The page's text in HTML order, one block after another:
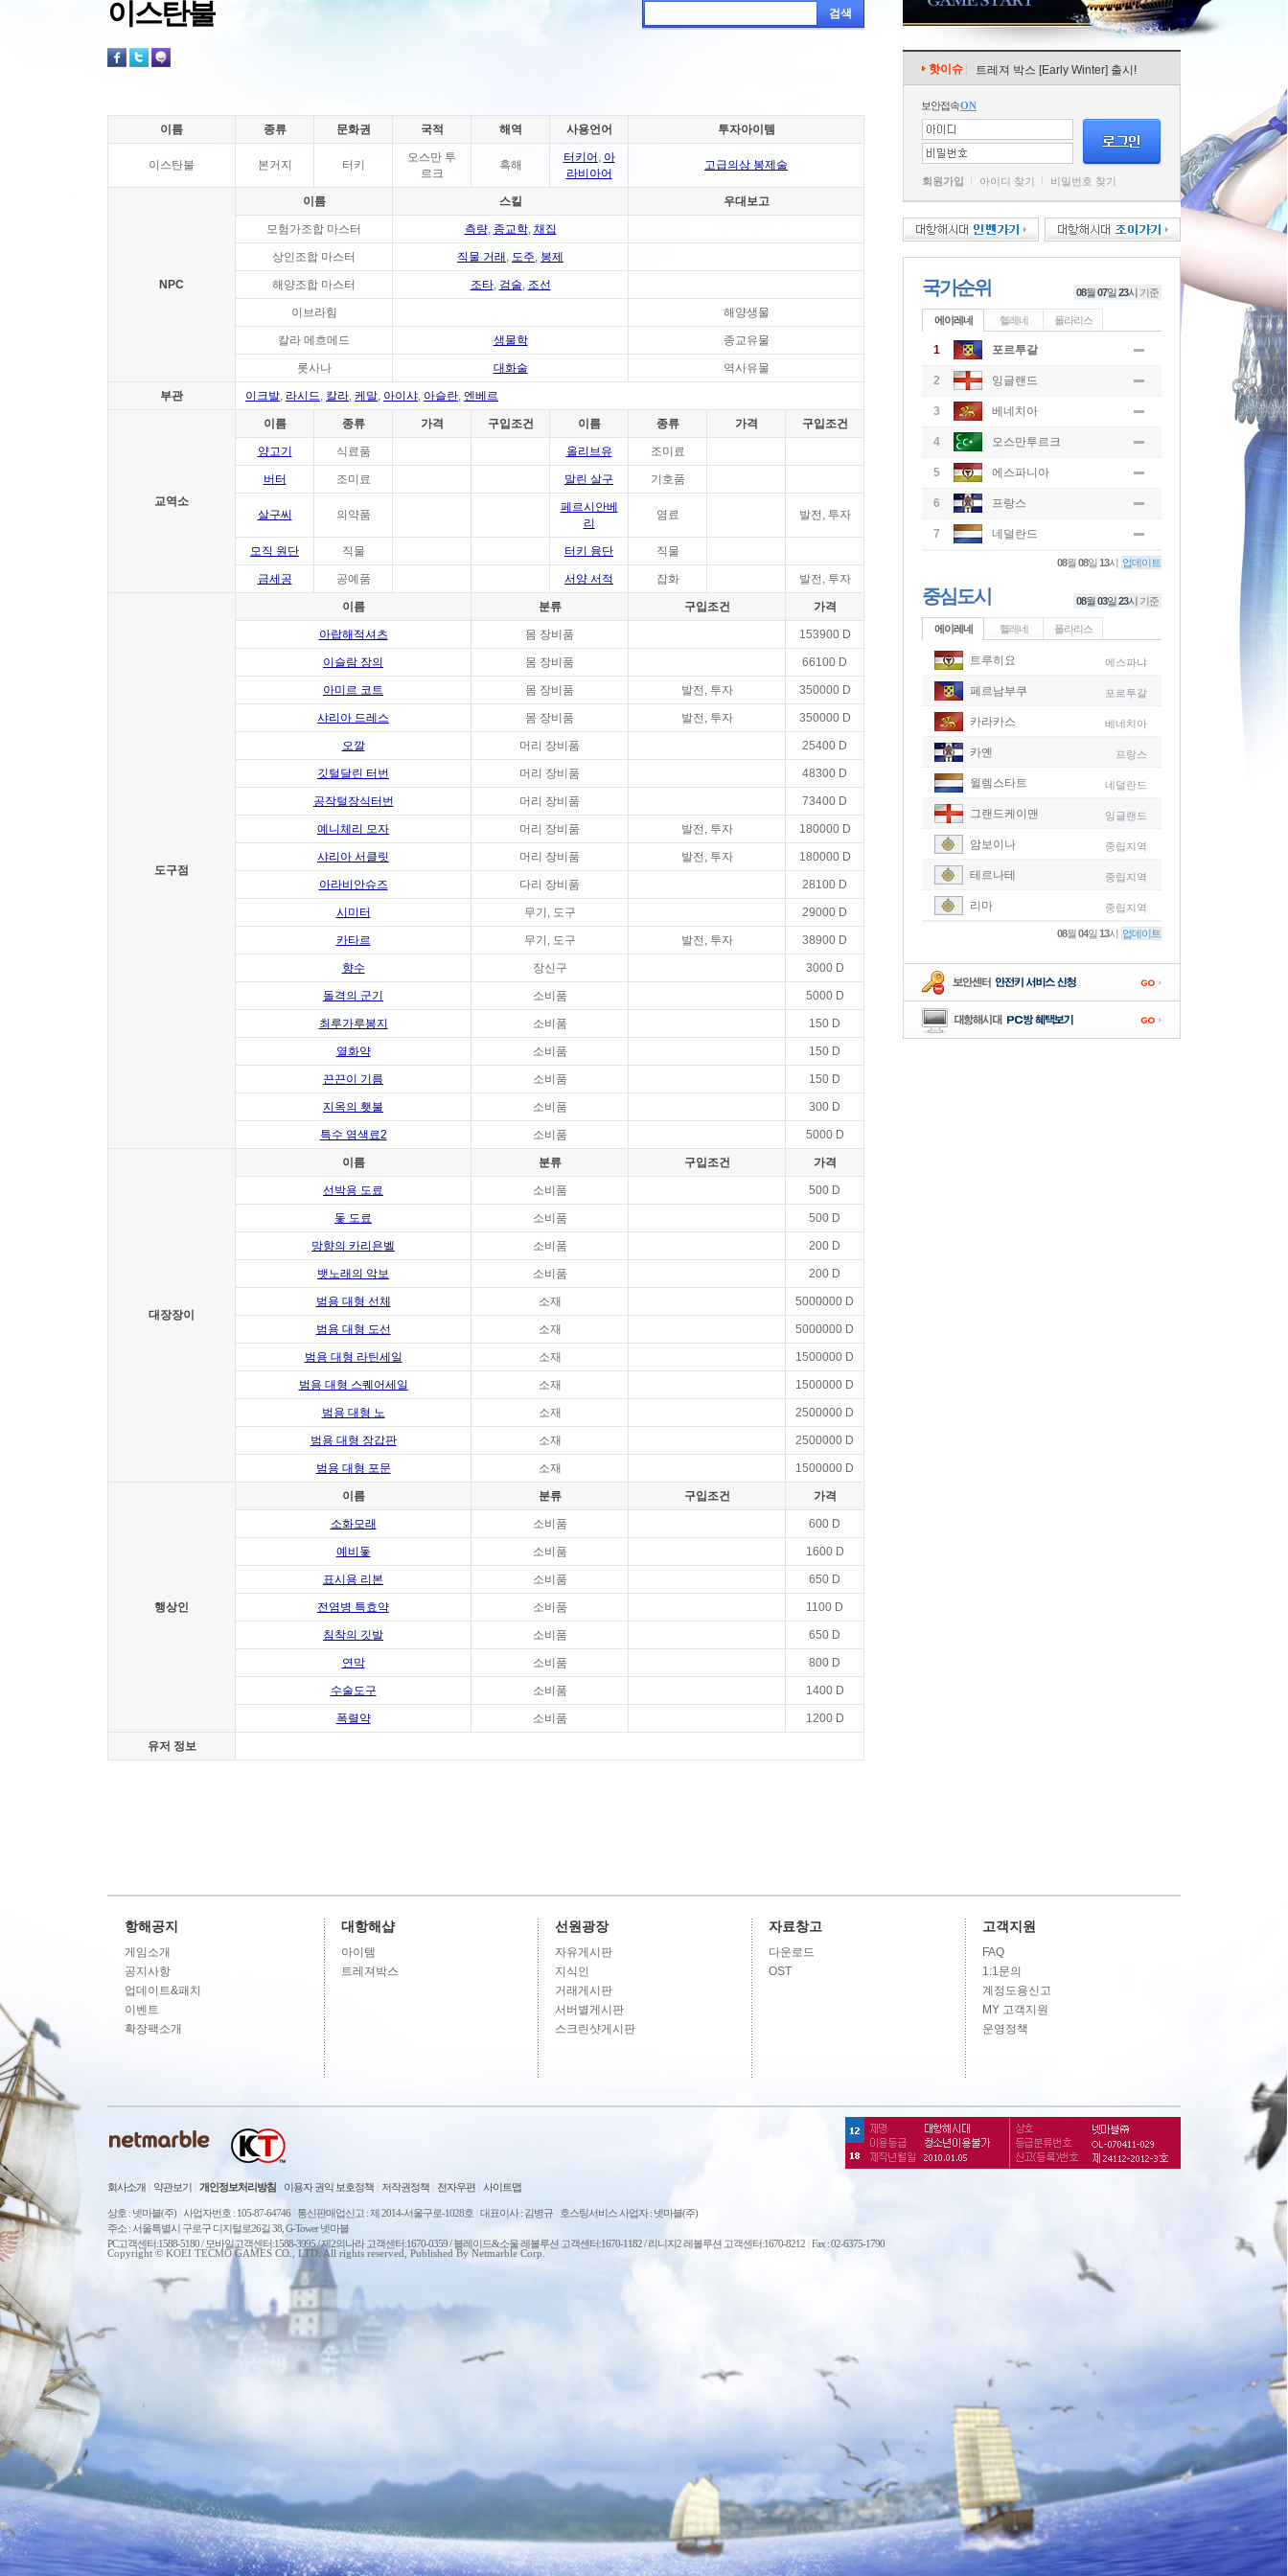
이스탄불 검색
이름 종류 문화권 국적 해역 사용언어 투자아이템
이스탄불 본거지 터키
오스만 투
르크
흑해
터키어 , 아
라비아어
고급의상 봉제술
NPC
이름 스킬 우대보고
모험가조합 마스터 측량, 종교학, 채집
상인조합 마스터 직물 거래 , 도주, 봉제
해양조합 마스터 조타, 검술, 조선
이브라힘 해양생물
칼라 메흐메드 생물학 종교유물
롯사나 대화술 역사유물
부관 이크발, 라시드, 칼라, 케말, 아이샤, 아슬란, 엔베르
교역소
이름 종류 가격 구입조건 이름 종류 가격 구입조건
양고기 식료품 올리브유 조미료
버터 조미료 말린 살구 기호품
살구씨 의약품
페르시안베
리
염료 발전, 투자
모직 원단 직물 터키 융단 직물
금세공 공예품 서양 서적 잡화 발전, 투자
도구점
이름 분류 구입조건 가격
아랍해적셔츠 몸 장비품 153900 D
이슬람 장의 몸 장비품 66100 D
아미르 코트 몸 장비품 발전, 투자 350000 D
샤리아 드레스 몸 장비품 발전, 투자 350000 D
오깔 머리 장비품 25400 D
깃털달린 터번 머리 장비품 48300 D
공작털장식터번 머리 장비품 73400 D
예니체리 모자 머리 장비품 발전, 투자 180000 D
샤리아 서클릿 머리 장비품 발전, 투자 180000 D
아라비안슈즈 다리 장비품 28100 D
시미터 무기, 도구 29000 D
카타르 무기, 도구 발전, 투자 38900 D
향수 장신구 3000 D
돌격의 군기 소비품 5000 D
최루가루봉지 소비품 150 D
열화약 소비품 150 D
끈끈이 기름 소비품 150 D
지옥의 횃불 소비품 300 D
특수 염색료2 소비품 5000 D
대장장이
이름 분류 구입조건 가격
선박용 도료 소비품 500 D
돛 도료 소비품 500 D
망향의 카리욘벨 소비품 200 D
뱃노래의 악보 소비품 200 D
범용 대형 선체 소재 5000000 D
범용 대형 도선 소재 5000000 D
범용 대형 라틴세일 소재 1500000 D
범용 대형 스퀘어세일 소재 1500000 D
범용 대형 노 소재 2500000 D
범용 대형 장갑판 소재 2500000 D
범용 대형 포문 소재 1500000 D
행상인
이름 분류 구입조건 가격
소화모래 소비품 600 D
예비돛 소비품 1600 D
표시용 리본 소비품 650 D
전염병 특효약 소비품 1100 D
침착의 깃발 소비품 650 D
연막 소비품 800 D
수술도구 소비품 1400 D
폭렬약 소비품 1200 D
유저 정보
핫이슈 트레져 박스 [Early Winter] 출시!
보안접속ON
회원가입 아이디 찾기 비밀번호 찾기
국가순위 08월 07일 23시 기준
에이레네 헬레네 폴라리스
1 포르투갈
2 잉글랜드
3 베네치아
4 오스만투르크
5 에스파니아
6 프랑스
-
7 네덜란드
08월08일13시 업데이트
중심도시 08월 03일 23시 기준
에이레네 헬레네 폴라리스
트루히요 에스파냐
페르남부쿠 포르투갈
카라카스 베네치아
카옌 프랑스
윌렘스타트 네덜란드
그랜드케이맨 잉글랜드
암보이나 중립지역
테르나테 중립지역
리마 중립지역
08월04일13시 업데이트
항해공지
게임소개
공지사항
업데이트&패치
이벤트
확장팩소개
대항해샵
아이템
트레져박스
선원광장
자유게시판
지식인
거래게시판
서버별게시판
스크린샷게시판
자료창고
다운로드
OST
고객지원
FAQ
1:1문의
계정도용신고
MY 고객지원
운영정책
회사소개 약관보기 개인정보처리방침 이용자 권익 보호정책 저작권정책 전자우편 사이트맵
상호 : 넷마블(주) 사업자번호 : 105-87-64746 통신판매업신고 : 제 2014-서울구로-1028호 대표이사 : 김병규
호스팅서비스 사업자 : 넷마블(주)
주소 : 서울특별시 구로구 디지털로26길 38, G-Tower 넷마블
PC고객센터:1588-5180 / 모바일고객센터:1588-3995 / 제2의나라 고객센터:1670-0359 / 블레이드&소울 레볼루션 고객센터:1670-1182 / 리니지2 레볼루션 고객센터:1670-8212 Fax : 02-6375-1790
Copyright © KOEI TECMO GAMES CO., LTD. All rights reserved, Published By Netmarble Corp.